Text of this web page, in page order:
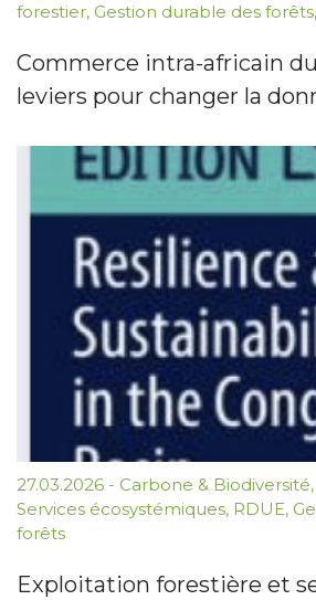
forestier, Gestion durable des forêts,
Commerce intra-africain
leviers pour changer la
27.03.2026 - Carbone & Biodiversité,
Services écosystémiques, RDUE,
forêts
Exploitation forestière et